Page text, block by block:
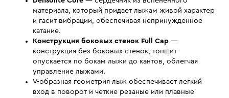
материала, который придает лыжам живой характер
и гасит вибрации, обеспечивая непринужденное
катание.
Конструкция боковых стенок Full Cap —
конструкция без боковых стенок, топшит
опускается по бокам лыжи до кантов, облегчая
управление лыжами.
V-образная геометрия лыж обеспечивает легкий
вход в поворот и четкие резаные или плавные